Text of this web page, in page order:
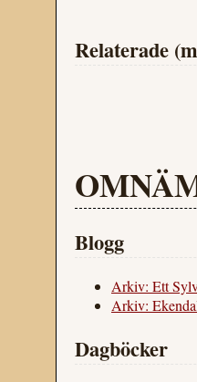
Relaterade
Blogg
Arkiv: Ett
Arkiv:
Dagböcker